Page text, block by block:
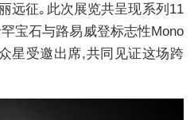
远征｡此次展览共呈现系列11
宝石与路易威登标志性Mono
星受邀出席,共同见证这场跨